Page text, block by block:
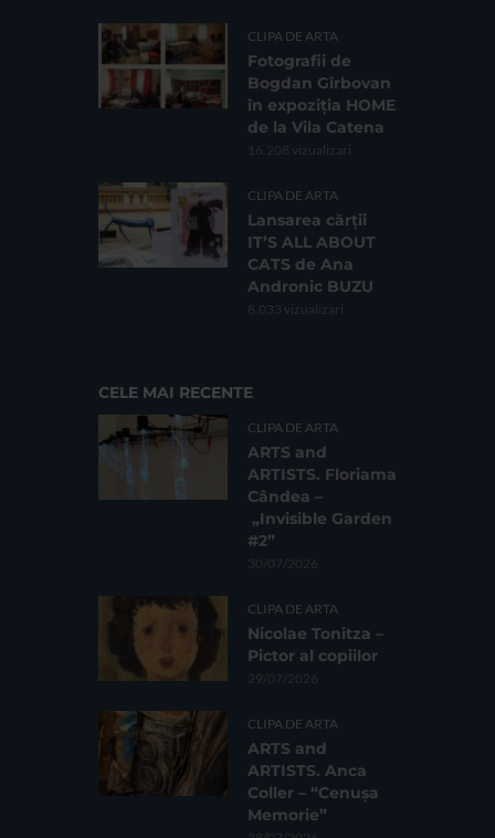
CLIPA DE ARTA
Fotografii de
Bogdan Gîrbovan
în expoziția HOME
de la Vila Catena
16.208 vizualizari
CLIPA DE ARTA
Lansarea cărții
IT’S ALL ABOUT
CATS de Ana
Andronic BUZU
8.033 vizualizari
CELE MAI RECENTE
CLIPA DE ARTA
ARTS and
ARTISTS. Floriama
Cândea –
„Invisible Garden
#2”
30/07/2026
CLIPA DE ARTA
Nicolae Tonitza –
Pictor al copiilor
29/07/2026
CLIPA DE ARTA
ARTS and
ARTISTS. Anca
Coller – “Cenușa
Memorie”